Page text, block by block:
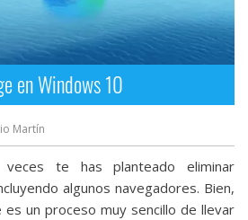
en Windows 10
Martín
veces te has planteado eliminar
algunos navegadores. Bien,
un proceso muy sencillo de llevar